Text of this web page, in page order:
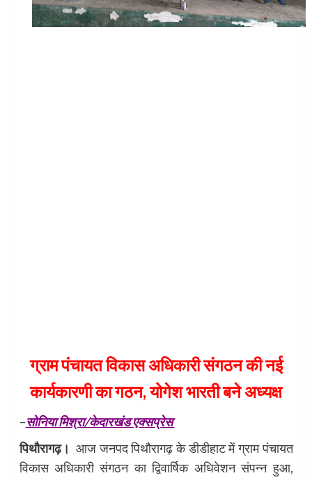
ग्राम पंचायत विकास अधिकारी संगठन की नई
कार्यकारणी का गठन, योगेश भारती बने अध्यक्ष
–सोनिया मिश्रा/केदारखंड एक्सप्रेस
पिथौरागढ़। आज जनपद पिथौरागढ़ के डीडीहाट में ग्राम पंचायत
विकास अधिकारी संगठन का द्विवार्षिक अधिवेशन संपन्न हुआ,